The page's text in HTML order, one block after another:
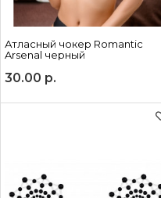
Атласный чокер Romantic
Arsenal черный
30.00 р.